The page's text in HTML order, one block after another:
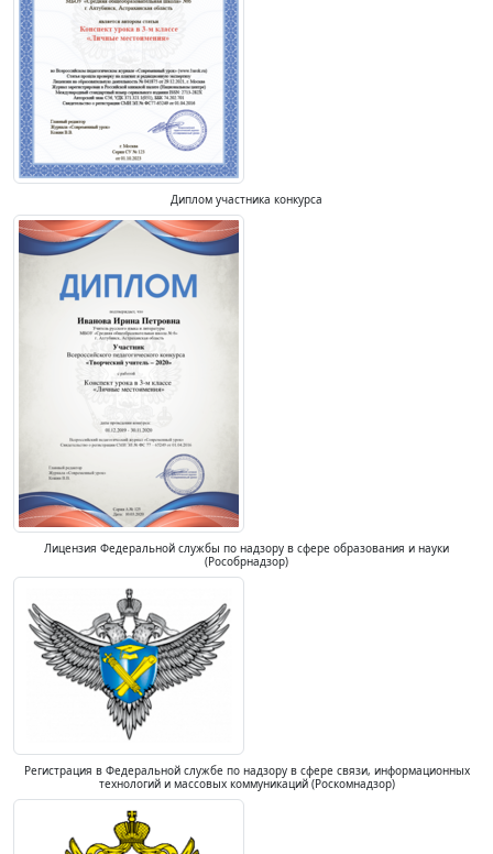
Диплом участника конкурса
Лицензия Федеральной службы по надзору в сфере образования и науки
(Рособрнадзор)
Регистрация в Федеральной службе по надзору в сфере связи, информационных
технологий и массовых коммуникаций (Роскомнадзор)